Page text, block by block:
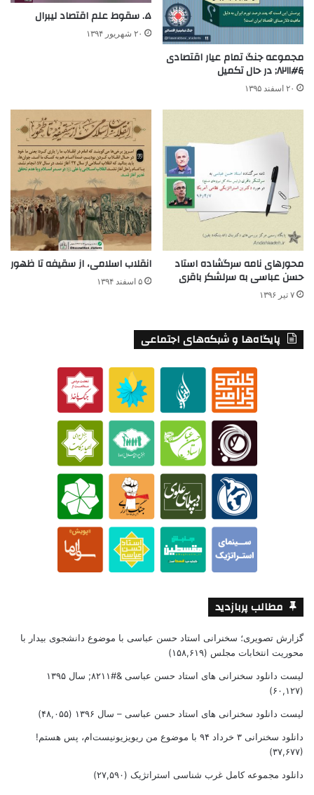
مجموعه جنگ تمام عیار اقتصادی
&#۸۲۱۱; در حال تکمیل
۲۰ اسفند ۱۳۹۵
۵. سقوط علم اقتصاد لیبرال
۲۰ شهریور ۱۳۹۴
محورهای نامه سرگشاده استاد
حسن عباسی به سرلشکر باقری
۷ تیر ۱۳۹۶
انقلاب اسلامی، از سقیفه تا ظهور
۵ اسفند ۱۳۹۴
پایگاه‌ها و شبکه‌های اجتماعی
مطالب پربازدید
گزارش تصویری؛ سخنرانی استاد حسن عباسی با موضوع دانشجوی بیدار با
محوریت انتخابات مجلس (۱۵۸,۶۱۹)
لیست دانلود سخنرانی های استاد حسن عباسی &#۸۲۱۱; سال ۱۳۹۵
(۶۰,۱۲۷)
لیست دانلود سخنرانی های استاد حسن عباسی – سال ۱۳۹۶ (۴۸,۰۵۵)
دانلود سخنرانی ۳ خرداد ۹۴ با موضوع من ریویزیونیست‌ام، پس هستم!
(۳۷,۶۷۷)
دانلود مجموعه کامل غرب شناسی استراتژیک (۲۷,۵۹۰)